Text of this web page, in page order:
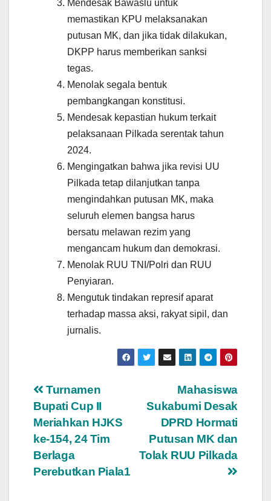
Mendesak Bawaslu untuk
memastikan KPU melaksanakan
putusan MK, dan jika tidak dilakukan,
DKPP harus memberikan sanksi
tegas.
Menolak segala bentuk
pembangkangan konstitusi.
Mendesak kepastian hukum terkait
pelaksanaan Pilkada serentak tahun
2024.
Mengingatkan bahwa jika revisi UU
Pilkada tetap dilanjutkan tanpa
mengindahkan putusan MK, maka
seluruh elemen bangsa harus
bersatu melawan rezim yang
mengancam hukum dan demokrasi.
Menolak RUU TNI/Polri dan RUU
Penyiaran.
Mengutuk tindakan represif aparat
terhadap massa aksi, rakyat sipil, dan
jurnalis.
Navigasi
pos
Mahasiswa
Sukabumi Desak
DPRD Hormati
Putusan MK dan
Tolak RUU Pilkada
Turnamen
Bupati Cup II
Meriahkan HJKS
ke-154, 24 Tim
Berlaga
Perebutkan Piala1